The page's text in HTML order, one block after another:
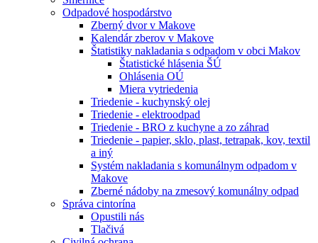
Odpadové hospodárstvo
Zberný dvor v Makove
Kalendár zberov v Makove
Štatistiky nakladania s odpadom v obci Makov
Štatistické hlásenia ŠÚ
Ohlásenia OÚ
Miera vytriedenia
Triedenie - kuchynský olej
Triedenie - elektroodpad
Triedenie - BRO z kuchyne a zo záhrad
Triedenie - papier, sklo, plast, tetrapak, kov, textil
a iný
Systém nakladania s komunálnym odpadom v
Makove
Zberné nádoby na zmesový komunálny odpad
Správa cintorína
Opustili nás
Tlačivá